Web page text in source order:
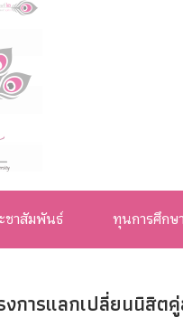
ร์
ชาสัมพันธ์ ทุนการศึกษ
งการแลกเปลี่ยนนิสิ